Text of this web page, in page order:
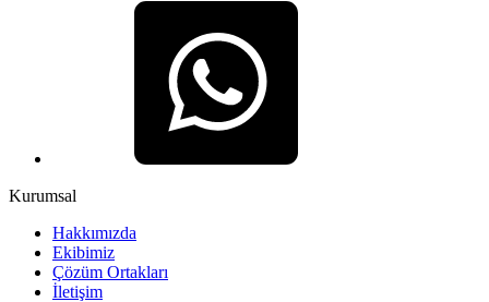
Kurumsal
Hakkımızda
Ekibimiz
Çözüm Ortakları
İletişim